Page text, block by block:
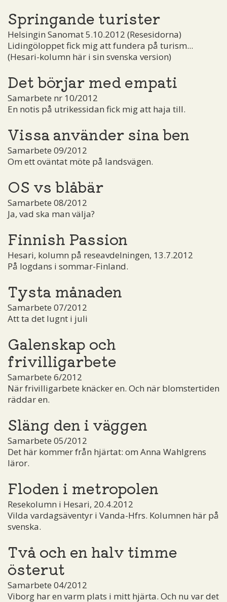
Springande turister
Helsingin Sanomat 5.10.2012 (Resesidorna)
Lidingöloppet fick mig att fundera på turism...
(Hesari-kolumn här i sin svenska version)
Det börjar med empati
Samarbete nr 10/2012
En notis på utrikessidan fick mig att haja till.
Vissa använder sina ben
Samarbete 09/2012
Om ett oväntat möte på landsvägen.
OS vs blåbär
Samarbete 08/2012
Ja, vad ska man välja?
Finnish Passion
Hesari, kolumn på reseavdelningen, 13.7.2012
På logdans i sommar-Finland.
Tysta månaden
Samarbete 07/2012
Att ta det lugnt i juli
Galenskap och
frivilligarbete
Samarbete 6/2012
När frivilligarbete knäcker en. Och när blomstertiden
räddar en.
Släng den i väggen
Samarbete 05/2012
Det här kommer från hjärtat: om Anna Wahlgrens
läror.
Floden i metropolen
Resekolumn i Hesari, 20.4.2012
Vilda vardagsäventyr i Vanda-Hfrs. Kolumnen här på
svenska.
Två och en halv timme
österut
Samarbete 04/2012
Viborg har en varm plats i mitt hjärta. Och nu var det